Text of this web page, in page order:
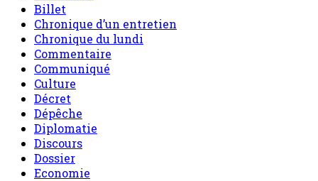
Billet
Chronique d’un entretien
Chronique du lundi
Commentaire
Communiqué
Culture
Décret
Dépêche
Diplomatie
Discours
Dossier
Economie